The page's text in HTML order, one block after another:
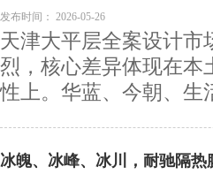
发布时间： 2026-05-26
天津大平层全案设计
烈，核心差异体现在本
性上。华蓝、今朝、生
冰魄、冰峰、冰川，耐驰隔热